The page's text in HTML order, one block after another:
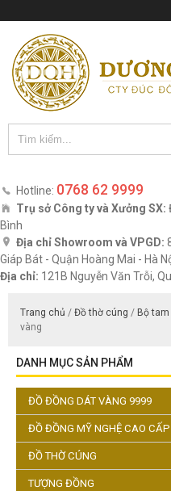
Hotline: 0768 62 9999
Trụ sở Công ty và Xưởng SX:
Bình
Địa chỉ Showroom và VPGD:
Giáp Bát - Quận Hoàng Mai - Hà
Địa chỉ: 121B Nguyễn Văn Trỗi,
Trang chủ / Đồ thờ cúng / Bộ
vàng
DANH MỤC SẢN PHẨM
ĐỒ ĐỒNG DÁT VÀNG 9999
ĐỒ ĐỒNG MỸ NGHỆ CAO CẤP
ĐỒ THỜ CÚNG
TƯỢNG ĐỒNG